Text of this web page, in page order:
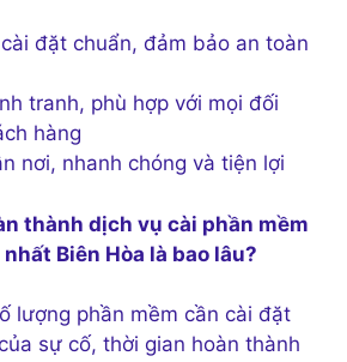
đặt chuẩn, đảm bảo an toàn
tranh, phù hợp với mọi đối
hàng
nơi, nhanh chóng và tiện lợi
thành dịch vụ cài phần mềm
Biên Hòa là bao lâu?
lượng phần mềm cần cài đặt
sự cố, thời gian hoàn thành